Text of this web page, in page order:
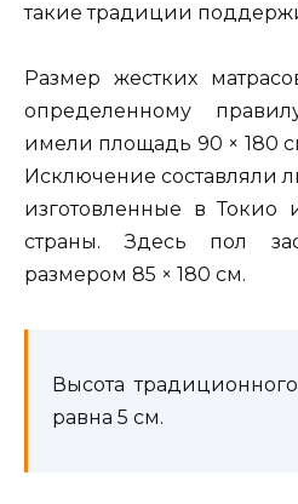
такие традиции
Размер жестких
определенному
имели площадь 90 × 180
Исключение составляли
изготовленные в Токио
страны. Здесь пол
размером 85 × 180 см.
Высота
равна 5 см.